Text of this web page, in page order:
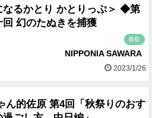
なるかとり かとりっぷ＞ ◆第
回 幻のたぬきを捕獲
香取
NIPPONIA SAWARA
2023/1/26
ん的佐原 第4回「秋祭りのおす